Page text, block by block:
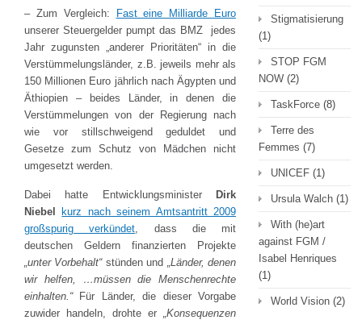
– Zum Vergleich: Fast eine Milliarde Euro
unserer Steuergelder pumpt das BMZ jedes
Jahr zugunsten „anderer Prioritäten“ in die
Verstümmelungsländer, z.B. jeweils mehr als
150 Millionen Euro jährlich nach Ägypten und
Äthiopien – beides Länder, in denen die
Verstümmelungen von der Regierung nach
wie vor stillschweigend geduldet und
Gesetze zum Schutz von Mädchen nicht
umgesetzt werden.
Dabei hatte Entwicklungsminister Dirk
Niebel kurz nach seinem Amtsantritt 2009
großspurig verkündet , dass die mit
deutschen Geldern finanzierten Projekte
„unter Vorbehalt“stünden und „Länder, denen
wir helfen, …müssen die Menschenrechte
einhalten.“ Für Länder, die dieser Vorgabe
zuwider handeln, drohte er
„Konsequenzen
Stigmatisierung
(1)
STOP FGM
NOW (2)
TaskForce (8)
Terre des
Femmes (7)
UNICEF (1)
Ursula Walch (1)
With (he)art
against FGM /
Isabel Henriques
(1)
World Vision (2)